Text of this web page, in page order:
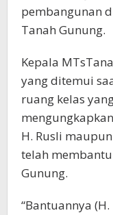
pembangunan
Tanah Gunung.
Kepala
yang ditemui
ruang kelas
H. Rusli
telah
Gunung.
“Bantuannya